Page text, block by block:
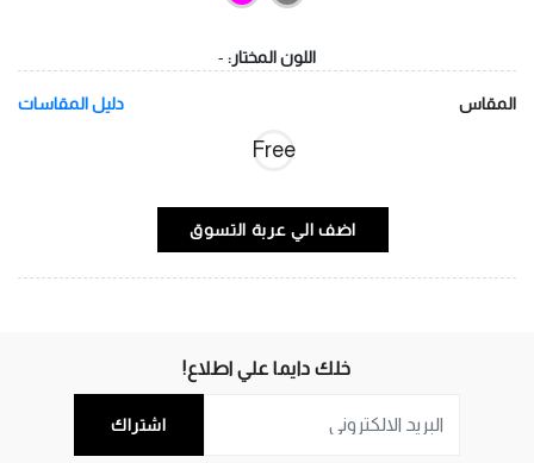
اللون المختار: -
المقاس دليل المقاسات
Free
اضف الي عربة التسوق
خلك دايما علي اطلاع!
اشتراك